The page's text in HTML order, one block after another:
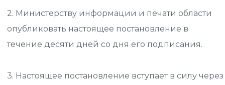
2. Министерству информации и печати области
опубликовать настоящее постановление в
течение десяти дней со дня его подписания.
3. Настоящее постановление вступает в силу через